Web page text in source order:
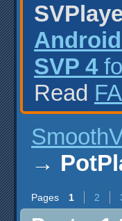
SVP 4
Read
→
Pages 1 2